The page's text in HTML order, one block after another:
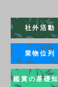
社外活動
業物位列
鑑賞の基礎